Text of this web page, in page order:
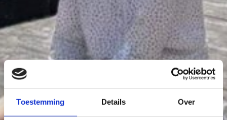
Toestemming Details Over